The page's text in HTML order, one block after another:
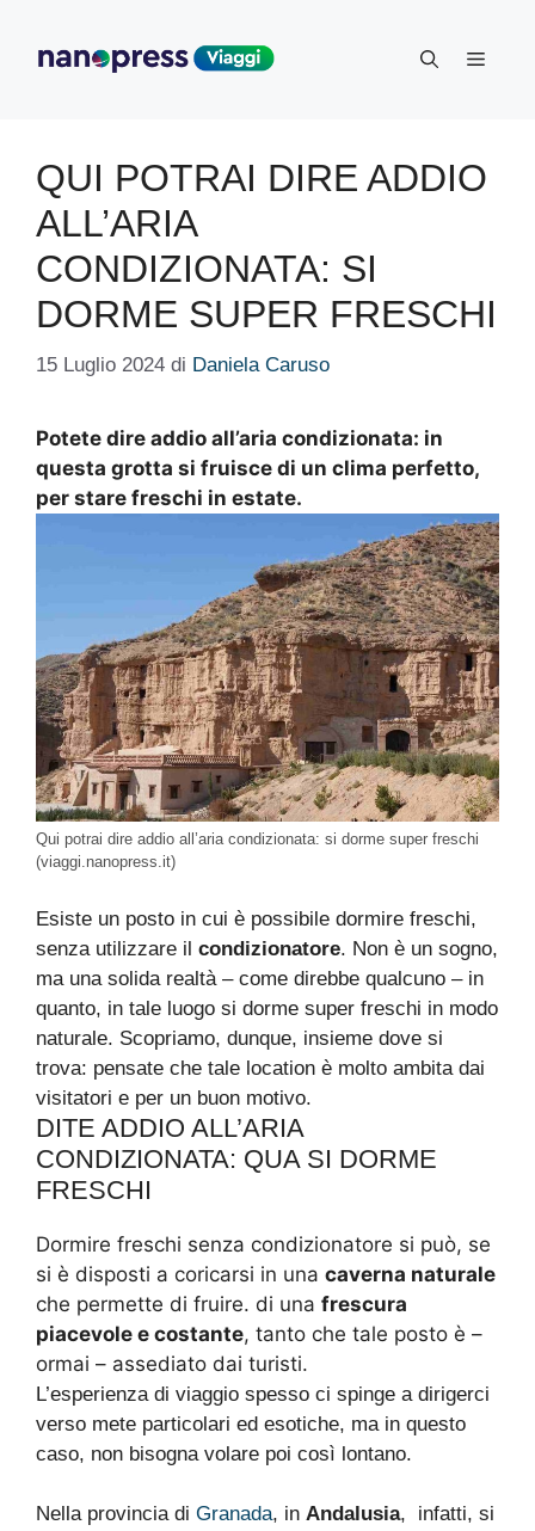
contenuto
Menu
QUI POTRAI DIRE ADDIO
ALL’ARIA
CONDIZIONATA: SI
DORME SUPER FRESCHI
15 Luglio 2024 di Daniela Caruso
Potete dire addio all’aria condizionata: in
questa grotta si fruisce di un clima perfetto,
per stare freschi in estate.
Qui potrai dire addio all’aria condizionata: si dorme super freschi
(viaggi.nanopress.it)
Esiste un posto in cui è possibile dormire freschi,
senza utilizzare il condizionatore. Non è un sogno,
ma una solida realtà – come direbbe qualcuno – in
quanto, in tale luogo si dorme super freschi in modo
naturale. Scopriamo, dunque, insieme dove si
trova: pensate che tale location è molto ambita dai
visitatori e per un buon motivo.
DITE ADDIO ALL’ARIA
CONDIZIONATA: QUA SI DORME
FRESCHI
Dormire freschi senza condizionatore si può, se
si è disposti a coricarsi in una caverna naturale
che permette di fruire. di una frescura
piacevole e costante, tanto che tale posto è –
ormai – assediato dai turisti.
L’esperienza di viaggio spesso ci spinge a dirigerci
verso mete particolari ed esotiche, ma in questo
caso, non bisogna volare poi così lontano.
Nella provincia di Granada, in Andalusia, infatti, si